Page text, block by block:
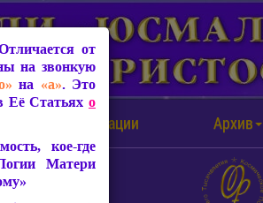
Защита от чипизации Архив
от
на звонкую
на «а». Это
Её Статьях о
кое-где
Матери